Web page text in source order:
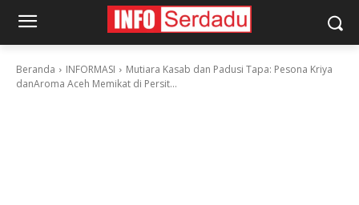
Beranda INFORMASI
Mutiara Kasab dan Padusi Tapa: Pesona Kriya
danAroma Aceh Memikat di Persit...